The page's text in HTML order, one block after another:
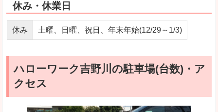
休み・休業日
休み 土曜、日曜、祝日、年末年始(12/29～1/3)
ハローワーク吉野川の駐車場(台数)・ア
クセス